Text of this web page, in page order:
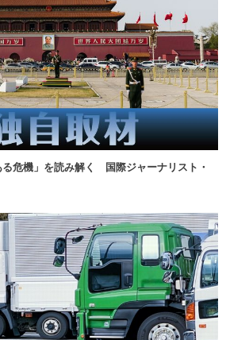
る危機」を読み解く 国際ジャーナリスト・